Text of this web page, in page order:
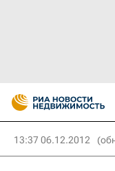
13:37 06.12.2012